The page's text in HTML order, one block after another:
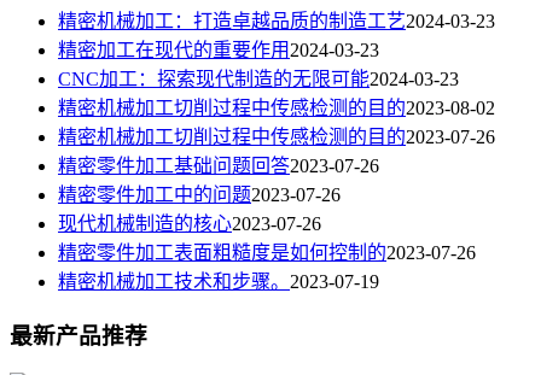
​精密机械加工：打造卓越品质的制造工艺2024-03-23
精密加工在现代的重要作用 2024-03-23
CNC加工：探索现代制造的无限可能2024-03-23
精密机械加工切削过程中传感检测的目的2023-08-02
精密机械加工切削过程中传感检测的目的2023-07-26
精密零件加工基础问题回答2023-07-26
精密零件加工中的问题2023-07-26
现代机械制造的核心2023-07-26
精密零件加工表面粗糙度是如何控制的2023-07-26
精密机械加工技术和步骤。 2023-07-19
最新产品推荐